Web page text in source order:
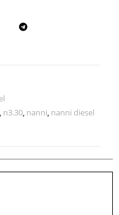
, n3.30, nanni, nanni diesel